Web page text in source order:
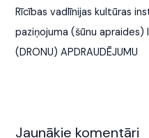
Rīcības vadlīnijas kultūras
paziņojuma (šūnu apraides)
(DRONU) APDRAUDĒJUMU
Jaunākie komentāri